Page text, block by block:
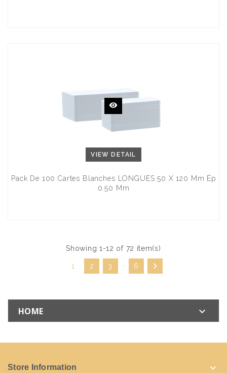
VIEW DETAIL
Pack De 100 Cartes Blanches LONGUES 50 X 120 Mm Ép
0.50 Mm
Showing 1-12 of 72 item(s)
1 2 3 6 
HOME 
Store Information 